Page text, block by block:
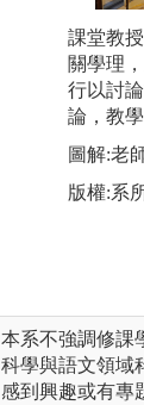
課堂教
關學理
行以討
論，教學
圖解:老
版權:系
本系不強調修課
科學與語文領域
感到興趣或有專